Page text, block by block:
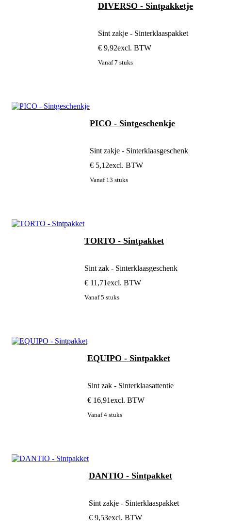
DIVERSO - Sintpakketje
Sint zakje - Sinterklaaspakket
€ 9,92excl. BTW
Vanaf 7 stuks
PICO - Sintgeschenkje
Sint zakje - Sinterklaasgeschenk
€ 5,12excl. BTW
Vanaf 13 stuks
TORTO - Sintpakket
Sint zak - Sinterklaasgeschenk
€ 11,71excl. BTW
Vanaf 5 stuks
EQUIPO - Sintpakket
Sint zak - Sinterklaasattentie
€ 16,91excl. BTW
Vanaf 4 stuks
DANTIO - Sintpakket
Sint zakje - Sinterklaaspakket
€ 9,53excl. BTW